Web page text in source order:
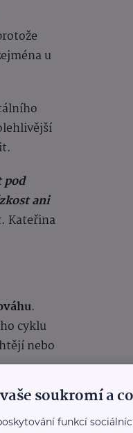
u
pod
ani
Kateřina
.
cyklu
nebo
lékárnách
soukromí a
funkcí